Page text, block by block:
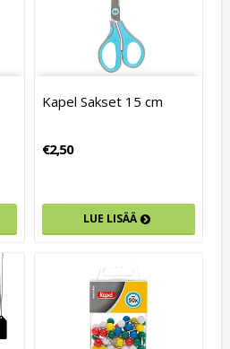
Kapel Sakset 15 cm
€2,50
LUE LISÄÄ